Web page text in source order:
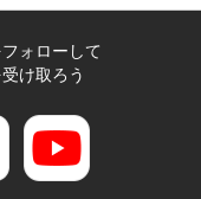
ォローして
け取ろう